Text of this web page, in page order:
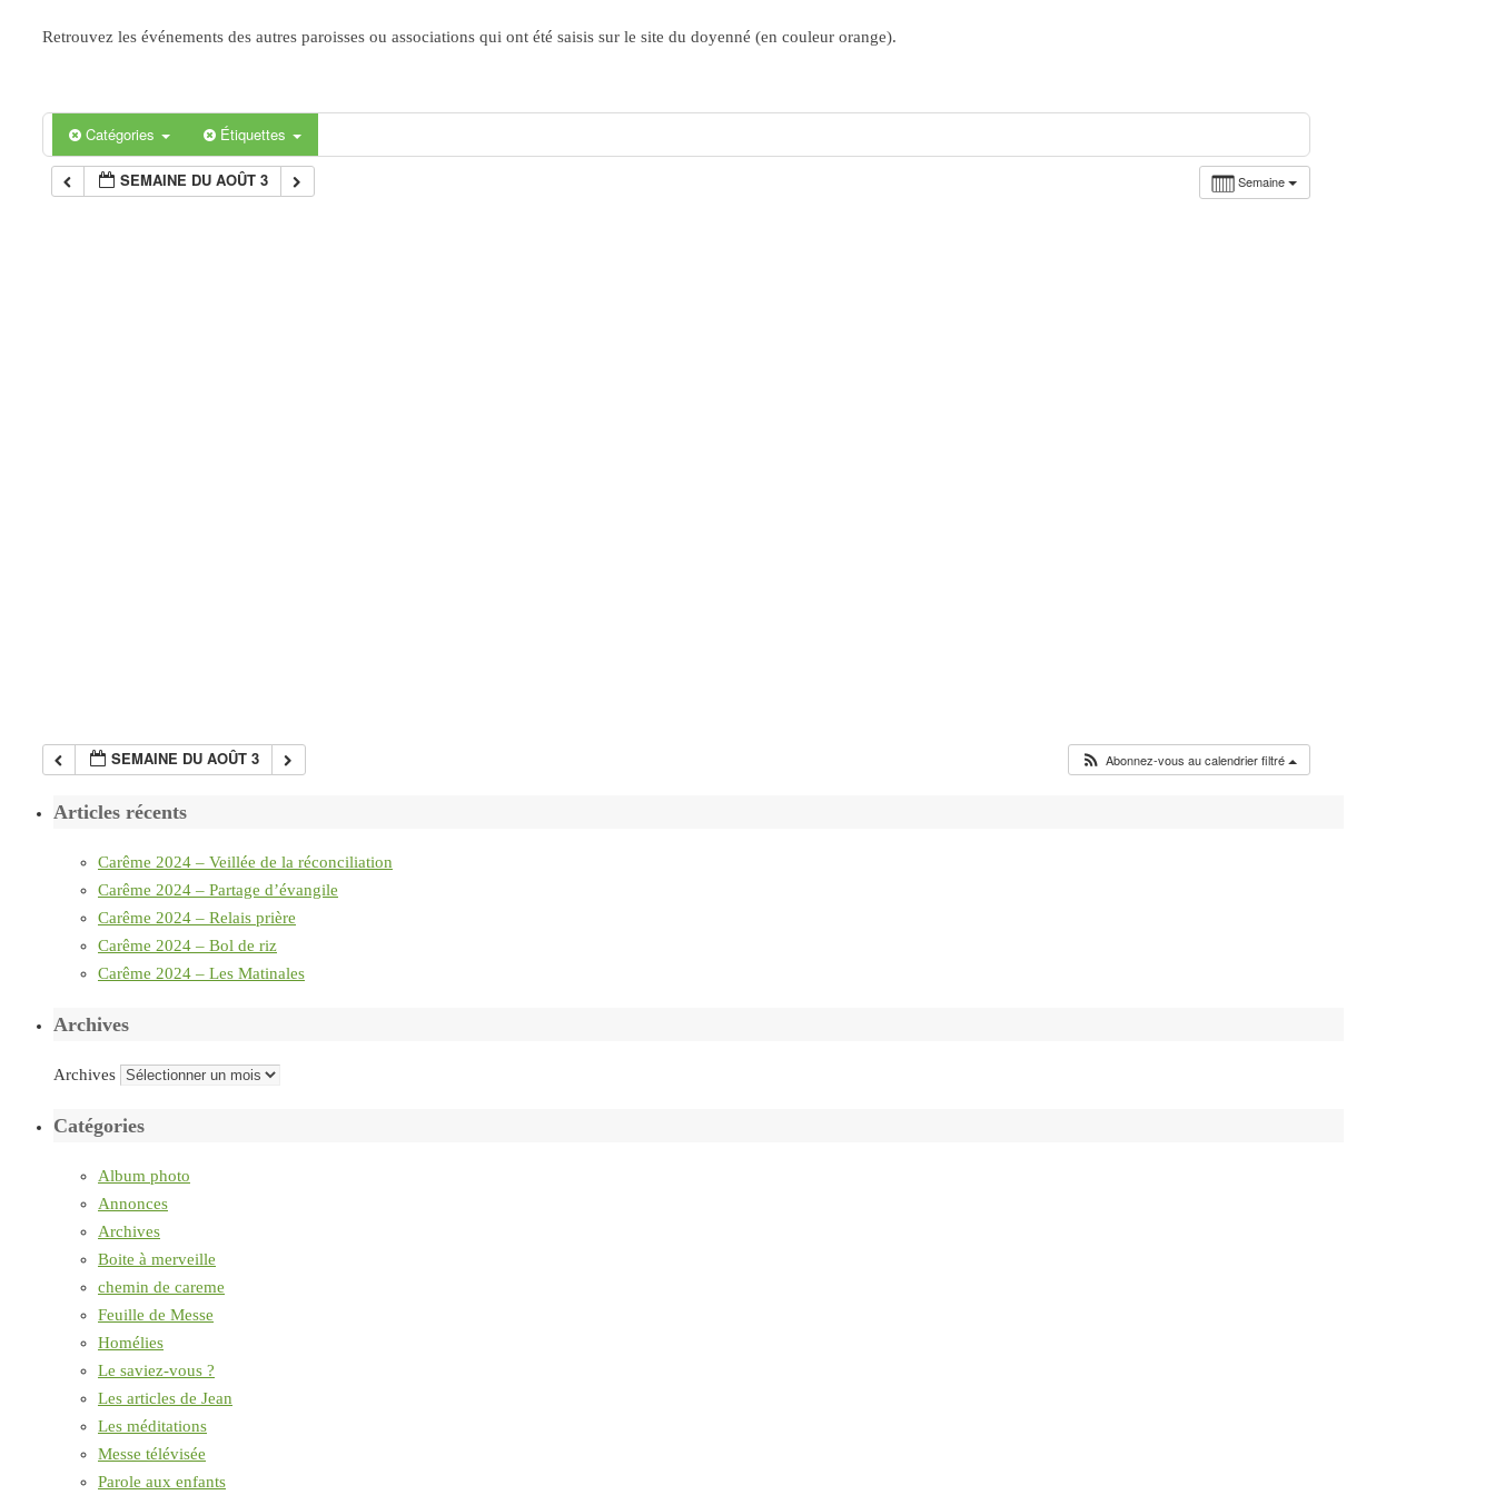
Retrouvez les événements des autres paroisses ou associations qui ont été saisis sur le site du doyenné (en couleur orange).
Catégories Étiquettes
Semaine
SEMAINE DU AOÛT 3
SEMAINE DU AOÛT 3 Abonnez-vous au calendrier filtré
Articles récents
Carême 2024 – Veillée de la réconciliation
Carême 2024 – Partage d’évangile
Carême 2024 – Relais prière
Carême 2024 – Bol de riz
Carême 2024 – Les Matinales
Archives
Archives
Catégories
Album photo
Annonces
Archives
Boite à merveille
chemin de careme
Feuille de Messe
Homélies
Le saviez-vous ?
Les articles de Jean
Les méditations
Messe télévisée
Parole aux enfants